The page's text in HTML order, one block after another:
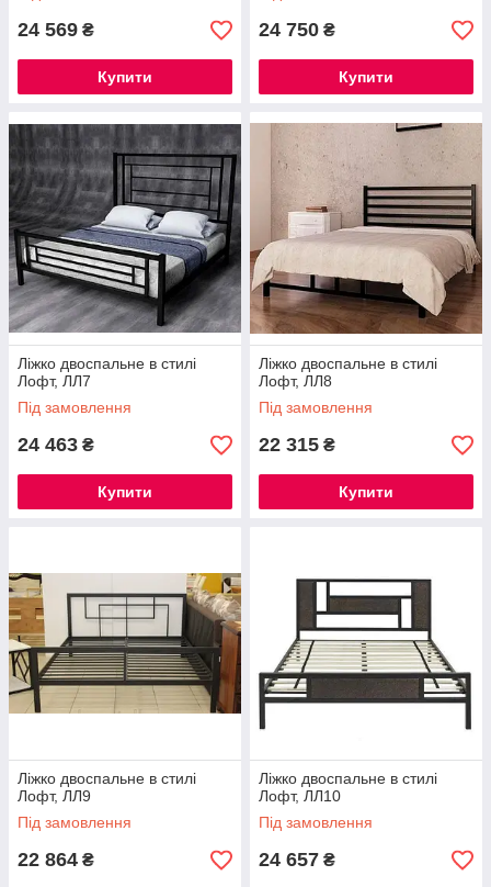
24 569 ₴
Купити
24 750 ₴
Купити
Ліжко двоспальне в стилі
Лофт, ЛЛ7
Під замовлення
24 463 ₴
Купити
Ліжко двоспальне в стилі
Лофт, ЛЛ8
Під замовлення
22 315 ₴
Купити
Ліжко двоспальне в стилі
Лофт, ЛЛ9
Під замовлення
22 864 ₴
Ліжко двоспальне в стилі
Лофт, ЛЛ10
Під замовлення
24 657 ₴